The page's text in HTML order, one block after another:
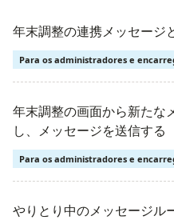
年末調整の連携メッセージ
Para os administradores e
年末調整の画面から新たな
し、メッセージを送信する
Para os administradores e
やりとり中のメッセージル